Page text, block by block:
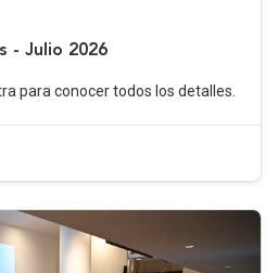
- Julio 2026
para conocer todos los detalles.